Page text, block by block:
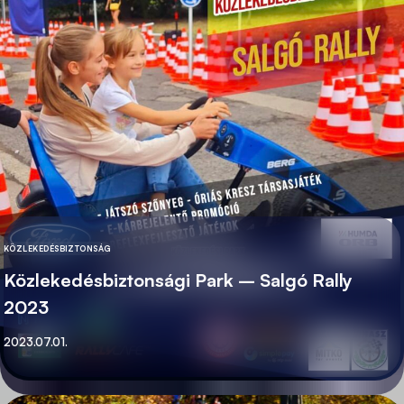
KATEGÓRIA
KÖZLEKEDÉSBIZTONSÁG
Közlekedésbiztonsági Park – Salgó Rally
2023
Közzétett
2023.07.01.